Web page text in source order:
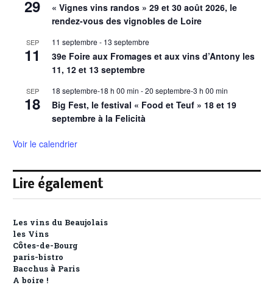
29
« Vignes vins randos » 29 et 30 août 2026, le
rendez-vous des vignobles de Loire
SEP
11
11 septembre - 13 septembre
39e Foire aux Fromages et aux vins d’Antony les
11, 12 et 13 septembre
SEP
18
18 septembre-18 h 00 min -20 septembre-3 h 00 min
Big Fest, le festival « Food et Teuf » 18 et 19
septembre à la Felicità
Voir le calendrier
Lire également
Les vins du Beaujolais
les Vins
Côtes-de-Bourg
paris-bistro
Bacchus à Paris
A boire !